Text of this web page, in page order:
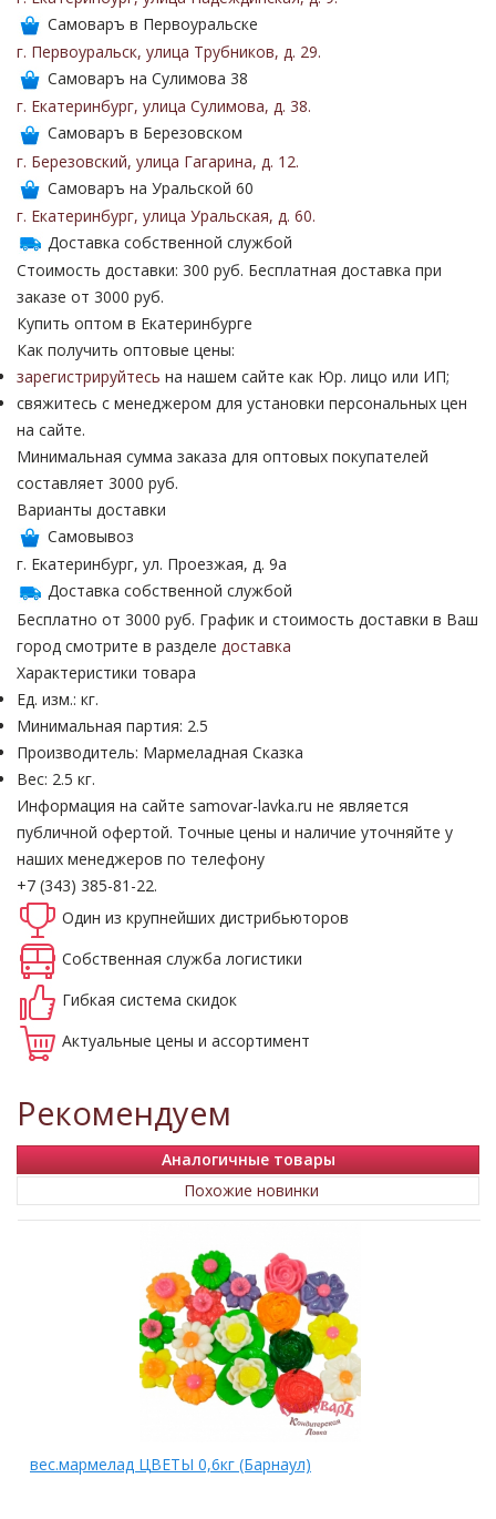
Самоваръ в Первоуральске
г. Первоуральск, улица Трубников, д. 29.
Самоваръ на Сулимова 38
г. Екатеринбург, улица Сулимова, д. 38.
Самоваръ в Березовском
г. Березовский, улица Гагарина, д. 12.
Самоваръ на Уральской 60
г. Екатеринбург, улица Уральская, д. 60.
Доставка собственной службой
Стоимость доставки: 300 руб. Бесплатная доставка при
заказе от 3000 руб.
Купить оптом в Екатеринбурге
Как получить оптовые цены:
зарегистрируйтесь на нашем сайте как Юр. лицо или ИП;
свяжитесь с менеджером для установки персональных цен
на сайте.
Минимальная сумма заказа для оптовых покупателей
составляет 3000 руб.
Варианты доставки
Самовывоз
г. Екатеринбург, ул. Проезжая, д. 9а
Доставка собственной службой
Бесплатно от 3000 руб. График и стоимость доставки в Ваш
город смотрите в разделе доставка
Характеристики товара
Ед. изм.: кг.
Минимальная партия: 2.5
Производитель: Мармеладная Сказка
Вес: 2.5 кг.
Информация на сайте samovar-lavka.ru не является
публичной офертой. Точные цены и наличие уточняйте у
наших менеджеров по телефону
+7 (343) 385-81-22.
Один из крупнейших дистрибьюторов
Собственная служба логистики
Гибкая система скидок
Актуальные цены и ассортимент
Рекомендуем
Аналогичные товары
Похожие новинки
вес.мармелад ЦВЕТЫ 0,6кг (Барнаул)